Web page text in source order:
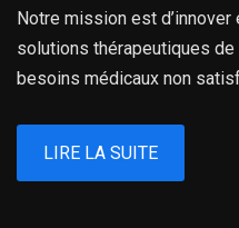
Notre mission est
solutions thérapeutiques
besoins médicaux non
LIRE LA SUITE